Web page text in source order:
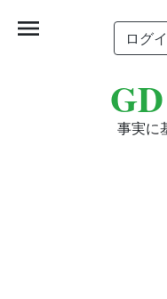
ログ
事実に
menu